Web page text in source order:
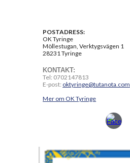
POSTADRESS:
OK Tyringe
Möllestugan, Verktygsvägen 1
28231 Tyringe
KONTAKT:
Tel: 0702147813
E-post: oktyringe@tutanota.com
Mer om OK Tyringe